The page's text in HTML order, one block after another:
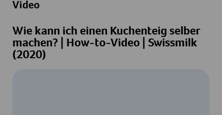
Video
Wie kann ich einen Kuchenteig selber
machen? | How-to-Video | Swissmilk
(2020)